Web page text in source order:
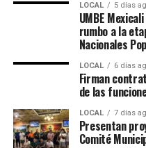
LOCAL 5 días
UMBE
rumbo a la
Nacionales
LOCAL 6 días
Firman
de las
LOCAL 7 días
Presentan
Comité